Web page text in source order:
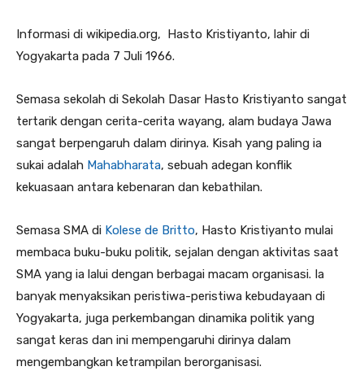
Informasi di wikipedia.org, Hasto Kristiyanto, lahir di
Yogyakarta pada 7 Juli 1966.
Semasa sekolah di Sekolah Dasar Hasto Kristiyanto sangat
tertarik dengan cerita-cerita wayang, alam budaya Jawa
sangat berpengaruh dalam dirinya. Kisah yang paling ia
sukai adalah Mahabharata, sebuah adegan konflik
kekuasaan antara kebenaran dan kebathilan.
Semasa SMA di Kolese de Britto, Hasto Kristiyanto mulai
membaca buku-buku politik, sejalan dengan aktivitas saat
SMA yang ia lalui dengan berbagai macam organisasi. Ia
banyak menyaksikan peristiwa-peristiwa kebudayaan di
Yogyakarta, juga perkembangan dinamika politik yang
sangat keras dan ini mempengaruhi dirinya dalam
mengembangkan ketrampilan berorganisasi.